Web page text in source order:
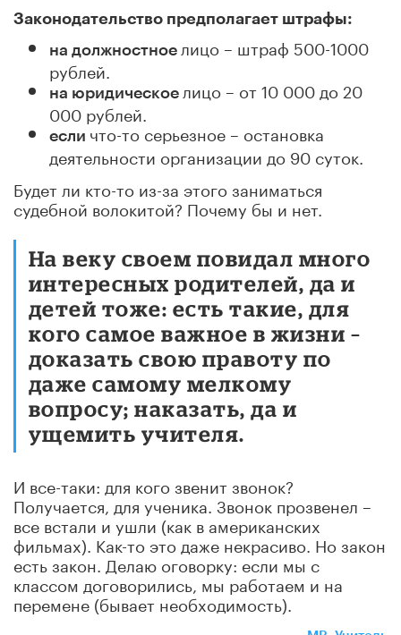
Законодательство предполагает штрафы:
на должностное лицо – штраф 500-1000
рублей.
на юридическое лицо – от 10 000 до 20
000 рублей.
если что-то серьезное – остановка
деятельности организации до 90 суток.
Будет ли кто-то из-за этого заниматься
судебной волокитой? Почему бы и нет.
На веку своем повидал много
интересных родителей, да и
детей тоже: есть такие, для
кого самое важное в жизни –
доказать свою правоту по
даже самому мелкому
вопросу; наказать, да и
ущемить учителя.
И все-таки: для кого звенит звонок?
Получается, для ученика. Звонок прозвенел –
все встали и ушли (как в американских
фильмах). Как-то это даже некрасиво. Но закон
есть закон. Делаю оговорку: если мы с
классом договорились, мы работаем и на
перемене (бывает необходимость).